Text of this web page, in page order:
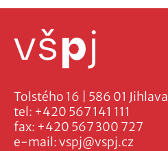
Tolstého 16 | 586 01 Jihlava
tel: +420 567 141 111
fax: +420 567 300 727
e-mail:vspj@vspj.cz